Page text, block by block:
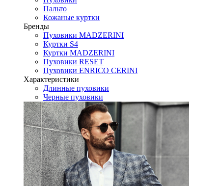
Пальто
Кожаные куртки
Бренды
Пуховики MADZERINI
Куртки S4
Куртки MADZERINI
Пуховики RESET
Пуховики ENRICO CERINI
Характеристики
Длинные пуховики
Черные пуховики